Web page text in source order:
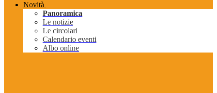
Novità
Panoramica
Le notizie
Le circolari
Calendario eventi
Albo online